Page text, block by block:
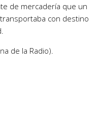
de mercadería que un
con destino
de la Radio).